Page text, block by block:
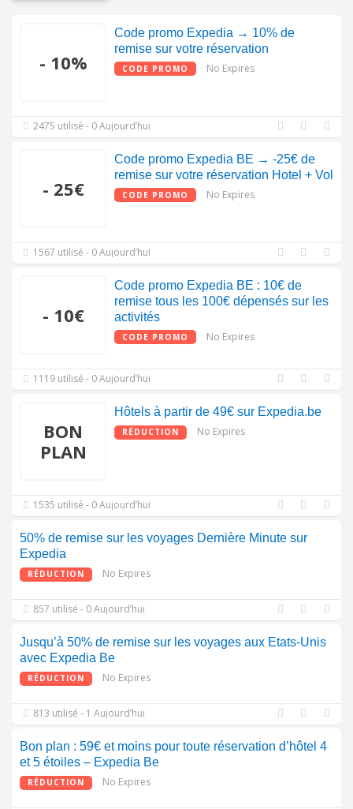
- 10%
Code promo Expedia → 10% de
remise sur votre réservation
CODE PROMO No Expires
2475 utilisé - 0 Aujourd’hui
- 25€
Code promo Expedia BE → -25€ de
remise sur votre réservation Hotel + Vol
CODE PROMO No Expires
1567 utilisé - 0 Aujourd’hui
- 10€
Code promo Expedia BE : 10€ de
remise tous les 100€ dépensés sur les
activités
CODE PROMO No Expires
1119 utilisé - 0 Aujourd’hui
BON
PLAN
Hôtels à partir de 49€ sur Expedia.be
RÉDUCTION No Expires
1535 utilisé - 0 Aujourd’hui
50% de remise sur les voyages Dernière Minute sur
Expedia
RÉDUCTION No Expires
857 utilisé - 0 Aujourd’hui
Jusqu’à 50% de remise sur les voyages aux Etats-Unis
avec Expedia Be
RÉDUCTION No Expires
813 utilisé - 1 Aujourd’hui
Bon plan : 59€ et moins pour toute réservation d’hôtel 4
et 5 étoiles – Expedia Be
RÉDUCTION No Expires